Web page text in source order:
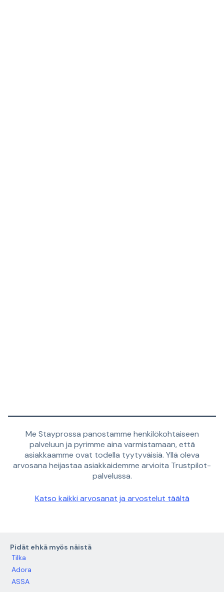
Me Stayprossa panostamme henkilökohtaiseen
palveluun ja pyrimme aina varmistamaan, että
asiakkaamme ovat todella tyytyväisiä. Yllä oleva
arvosana heijastaa asiakkaidemme arvioita Trustpilot-
palvelussa.
Katso kaikki arvosanat ja arvostelut täältä
Pidät ehkä myös näistä
Tilka
Adora
ASSA